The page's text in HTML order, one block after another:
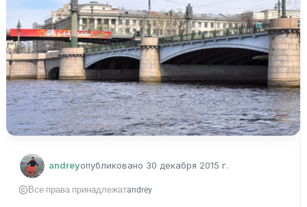
andreyопубликовано 30 декабря 2015 г.
Все права принадлежатandrey